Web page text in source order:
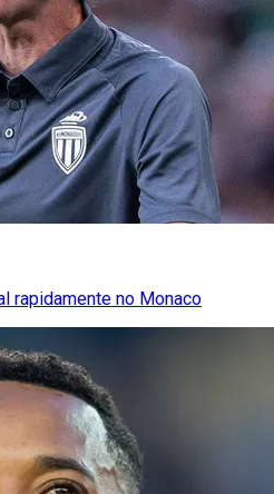
rapidamente no Monaco